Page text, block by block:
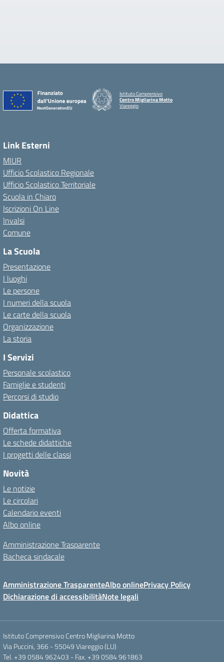
Istituto Comprensivo
Centro Migliarina Motto
Viareggio
Link Esterni
MIUR
Ufficio Scolastico Regionale
Ufficio Scolastico Territoriale
Scuola in Chiaro
Iscrizioni On Line
Invalsi
Comune
La Scuola
Presentazione
I luoghi
Le persone
I numeri della scuola
Le carte della scuola
Organizzazione
La storia
I Servizi
Personale scolastico
Famiglie e studenti
Percorsi di studio
Didattica
Offerta formativa
Le schede didattiche
I progetti delle classi
Novità
Le notizie
Le circolari
Calendario eventi
Albo online
Amministrazione Trasparente
Bacheca sindacale
Amministrazione TrasparenteAlbo onlinePrivacy Policy
Dichiarazione di accessibilitàNote legali
Istituto Comprensivo Centro Migliarina Motto
Via Puccini, 366 - 55049 Viareggio (LU)
Tel. +39 0584 962403 - Fax. +39 0584 961863